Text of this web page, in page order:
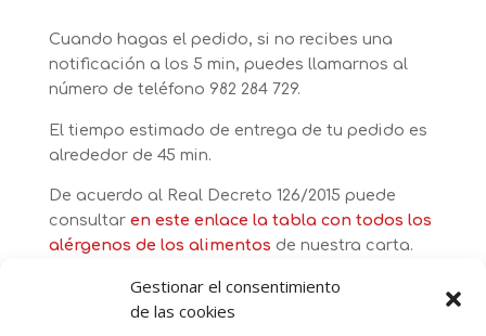
Gestionar el consentimiento
de las cookies
Cuando hagas el pedido, si no recibes una
notificación a los 5 min, puedes llamarnos al
número de teléfono 982 284 729.
El tiempo estimado de entrega de tu pedido es
alrededor de 45 min.
De acuerdo al Real Decreto 126/2015 puede
consultar en este enlace la tabla con todos los
alérgenos de los alimentos de nuestra carta.